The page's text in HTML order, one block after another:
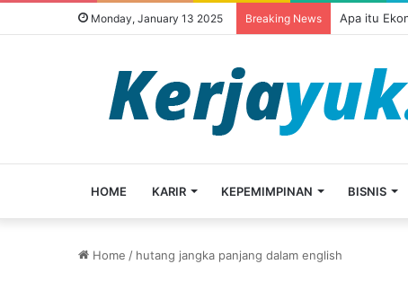
Monday, January 13 2025 Breaking News Apa itu
HOME KARIR KEPEMIMPINAN BISNIS
Home / hutang jangka panjang dalam english